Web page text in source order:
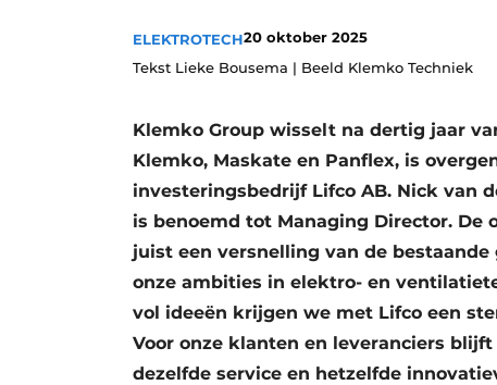
Video’s
ELEKTROTECH20 oktober 2025
Tekst Lieke Bousema | Beeld Klemko Techniek
Klemko Group wisselt na dertig jaar
Klemko, Maskate en Panflex, is
investeringsbedrijf Lifco AB. Nick van
is benoemd tot Managing Director.
juist een versnelling van de
onze ambities in elektro- en
vol ideeën krijgen we met Lifco een
Voor onze klanten en leveranciers
dezelfde service en hetzelfde